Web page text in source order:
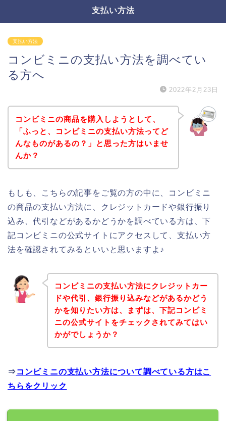
支払い方法
支払い方法
コンビミニの支払い方法を調べてい
る方へ
2022年2月23日
コンビミニの商品を購入しようとして、
「ふっと、コンビミニの支払い方法ってど
んなものがあるの？」と思った方はいませ
んか？
もしも、こちらの記事をご覧の方の中に、コンビミニ
の商品の支払い方法に、クレジットカードや銀行振り
込み、代引などがあるかどうかを調べている方は、下
記コンビミニの公式サイトにアクセスして、支払い方
法を確認されてみるといいと思いますよ♪
コンビミニの支払い方法にクレジットカー
ドや代引、銀行振り込みなどがあるかどう
かを知りたい方は、まずは、下記コンビミ
ニの公式サイトをチェックされてみてはい
かがでしょうか？
⇒ コンビミニの支払い方法について調べている方はこ
ちらをクリック